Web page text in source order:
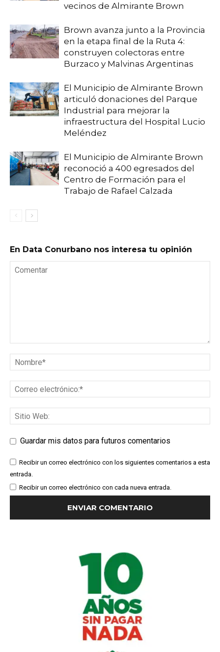
vecinos de Almirante Brown
Brown avanza junto a la Provincia
en la etapa final de la Ruta 4:
construyen colectoras entre
Burzaco y Malvinas Argentinas
El Municipio de Almirante Brown
articuló donaciones del Parque
Industrial para mejorar la
infraestructura del Hospital Lucio
Meléndez
El Municipio de Almirante Brown
reconoció a 400 egresados del
Centro de Formación para el
Trabajo de Rafael Calzada
En Data Conurbano nos interesa tu opinión
Guardar mis datos para futuros comentarios
Recibir un correo electrónico con los siguientes comentarios a esta
entrada.
Recibir un correo electrónico con cada nueva entrada.